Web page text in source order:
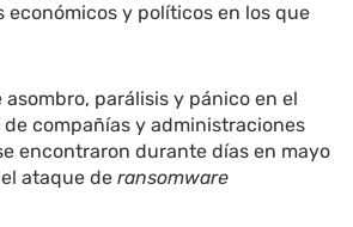
económicos y políticos en los que
asombro, parálisis y pánico en el
compañías y administraciones
encontraron durante días en mayo
ataque deransomware